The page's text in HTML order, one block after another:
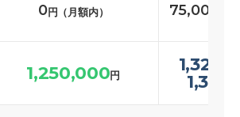
0円（月額内） 75,000〜
1,250,000円